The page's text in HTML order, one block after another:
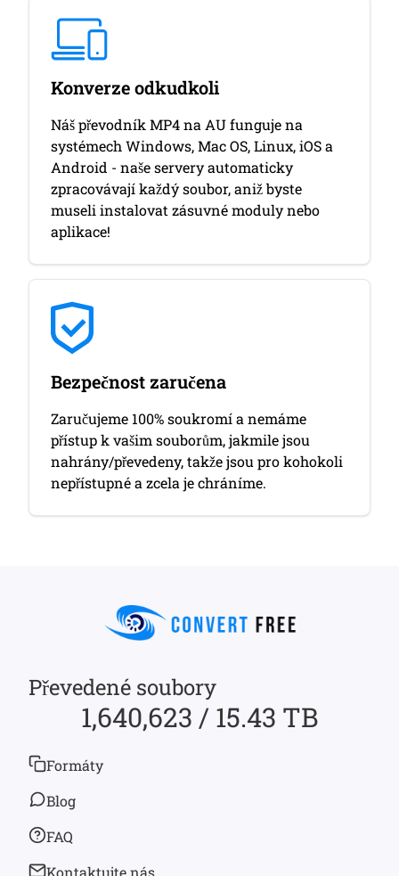
Konverze odkudkoli
Náš převodník MP4 na AU funguje na
systémech Windows, Mac OS, Linux, iOS a
Android - naše servery automaticky
zpracovávají každý soubor, aniž byste
museli instalovat zásuvné moduly nebo
aplikace!
Bezpečnost zaručena
Zaručujeme 100% soukromí a nemáme
přístup k vašim souborům, jakmile jsou
nahrány/převedeny, takže jsou pro kohokoli
nepřístupné a zcela je chráníme.
Převedené soubory
1,640,623 / 15.43 TB
Formáty
Blog
FAQ
Kontaktujte nás